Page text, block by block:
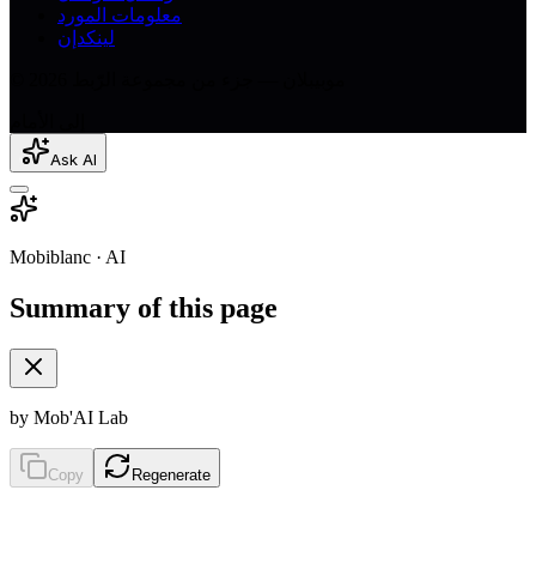
معلومات المورد
لينكدإن
Ask AI
Mobiblanc · AI
Summary of this page
by Mob'AI Lab
Copy Regenerate